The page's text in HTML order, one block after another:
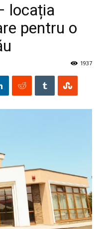
locația
pentru o
1937